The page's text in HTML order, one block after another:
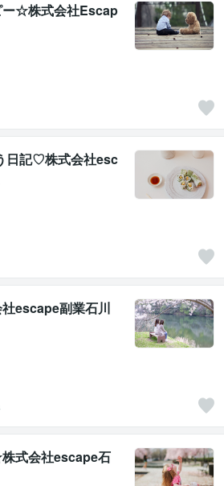
ー☆株式会社Escap
日記♡株式会社esc
escape副業石川
式会社escape石